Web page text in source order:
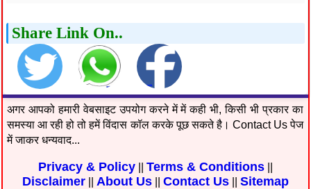
Share Link On..
अगर आपको हमारी वेबसाइट उपयोग करने में में कही भी, किसी भी प्रकार का
समस्या आ रही हो तो हमें विंदास कॉल करके पूछ सकते है। Contact Us पेज
में जाकर धन्यवाद...
Privacy & Policy Terms & Conditions
Disclaimer About Us Contact Us Sitemap